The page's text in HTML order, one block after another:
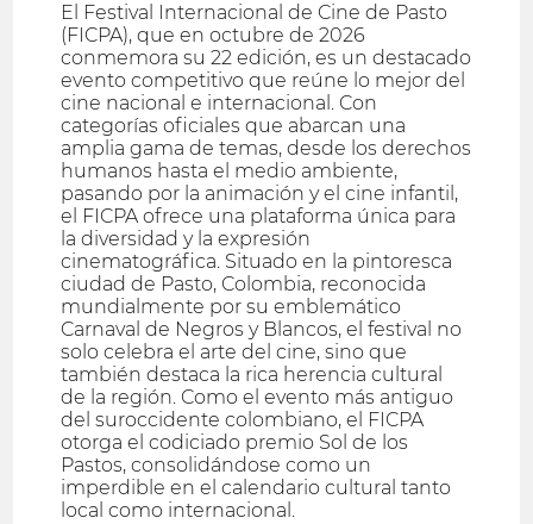
El Festival Internacional de Cine de Pasto
(FICPA), que en octubre de 2026
conmemora su 22 edición, es un destacado
evento competitivo que reúne lo mejor del
cine nacional e internacional. Con
categorías oficiales que abarcan una
amplia gama de temas, desde los derechos
humanos hasta el medio ambiente,
pasando por la animación y el cine infantil,
el FICPA ofrece una plataforma única para
la diversidad y la expresión
cinematográfica. Situado en la pintoresca
ciudad de Pasto, Colombia, reconocida
mundialmente por su emblemático
Carnaval de Negros y Blancos, el festival no
solo celebra el arte del cine, sino que
también destaca la rica herencia cultural
de la región. Como el evento más antiguo
del suroccidente colombiano, el FICPA
otorga el codiciado premio Sol de los
Pastos, consolidándose como un
imperdible en el calendario cultural tanto
local como internacional.